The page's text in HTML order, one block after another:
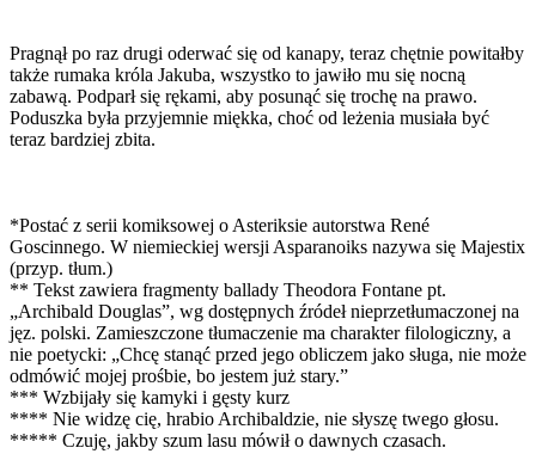
Pragnął po raz drugi oderwać się od kanapy, teraz chętnie powitałby
także rumaka króla Jakuba, wszystko to jawiło mu się nocną
zabawą. Podparł się rękami, aby posunąć się trochę na prawo.
Poduszka była przyjemnie miękka, choć od leżenia musiała być
teraz bardziej zbita.
*Postać z serii komiksowej o Asteriksie autorstwa René
Goscinnego. W niemieckiej wersji Asparanoiks nazywa się Majestix
(przyp. tłum.)
** Tekst zawiera fragmenty ballady Theodora Fontane pt.
„Archibald Douglas”, wg dostępnych źródeł nieprzetłumaczonej na
jęz. polski. Zamieszczone tłumaczenie ma charakter filologiczny, a
nie poetycki: „Chcę stanąć przed jego obliczem jako sługa, nie może
odmówić mojej prośbie, bo jestem już stary.”
*** Wzbijały się kamyki i gęsty kurz
**** Nie widzę cię, hrabio Archibaldzie, nie słyszę twego głosu.
***** Czuję, jakby szum lasu mówił o dawnych czasach.